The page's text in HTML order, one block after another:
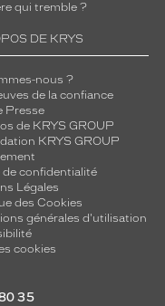
qui tremble ?
DE KRYS
nous ?
de la confiance
Presse
de KRYS GROUP
KRYS GROUP
de confidentialité
Légales
des Cookies
générales d'utilisation
cookies
35